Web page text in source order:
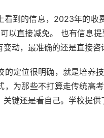
看到的信息，2023年的
以直接减免。 也有信息
动，最准确的还是直接咨
的定位很明确，就是培养
，为那些不打算走传统高
键还是看自己。学校提